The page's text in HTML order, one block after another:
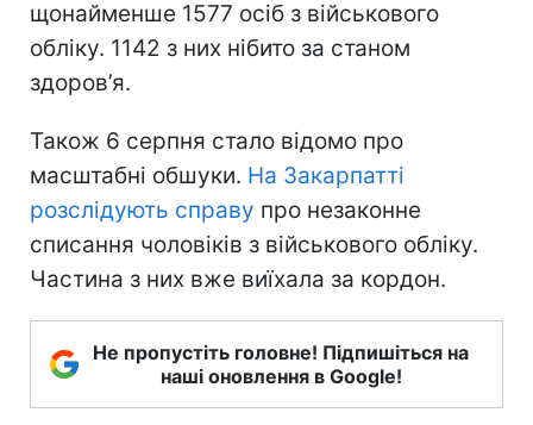
щонайменше 1577 осіб з військового
обліку. 1142 з них нібито за станом
здоров’я.
Також 6 серпня стало відомо про
масштабні обшуки. На Закарпатті
розслідують справу про незаконне
списання чоловіків з військового обліку.
Частина з них вже виїхала за кордон.
Не пропустіть головне! Підпишіться на
наші оновлення в Google!